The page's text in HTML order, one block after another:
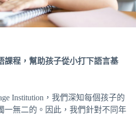
課程，幫助孩子從小打下語言基
Institution，我們深知每個孩子的
一無二的。因此，我們針對不同年